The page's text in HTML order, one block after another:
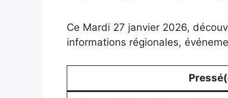
Ce Mardi 27 janvier 2026,
informations régionales,